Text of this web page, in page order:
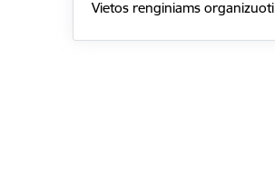
Vietos renginiams organizuoti